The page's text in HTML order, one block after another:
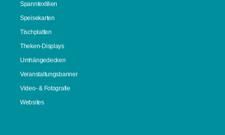
Spanntextilien
Speisekarten
Tischplatten
Theken-Displays
Umhängedecken
Veranstaltungsbanner
Video- & Fotografie
Websites